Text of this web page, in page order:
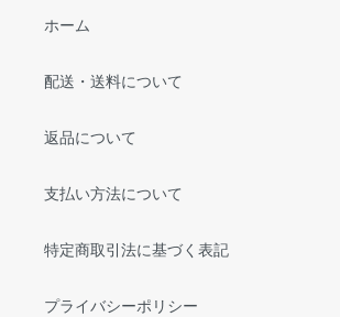
ホーム
配送・送料について
返品について
支払い方法について
特定商取引法に基づく表記
プライバシーポリシー